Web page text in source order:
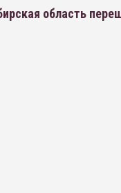
область